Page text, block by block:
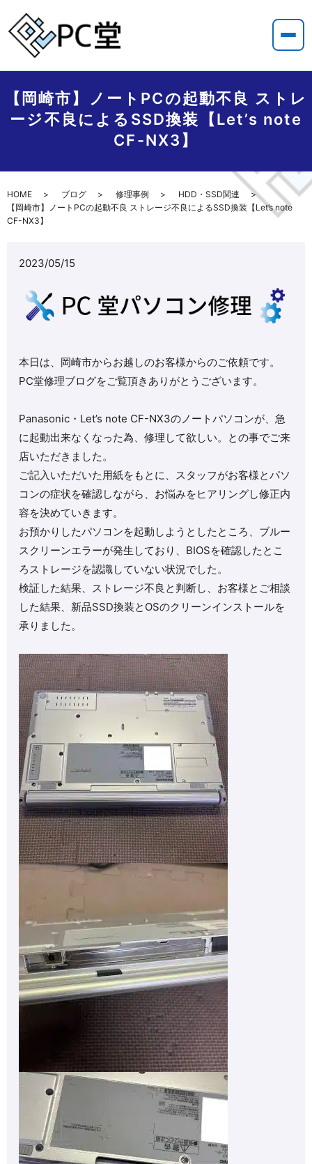
【岡崎市】ノートPCの起動不良 ストレ
ージ不良によるSSD換装【Let’s note
CF-NX3】
HOME ブログ 修理事例
HDD・SSD関連
【岡崎市】ノートPCの起動不良 ストレージ不良によるSSD換装【Let’s note
CF-NX3】
2023/05/15
本日は、岡崎市からお越しのお客様からのご依頼です。
PC堂修理ブログをご覧頂きありがとうございます。
Panasonic・Let’s note CF-NX3のノートパソコンが、急
に起動出来なくなった為、修理して欲しい。との事でご来
店いただきました。
ご記入いただいた用紙をもとに、スタッフがお客様とパソ
コンの症状を確認しながら、お悩みをヒアリングし修正内
容を決めていきます。
お預かりしたパソコンを起動しようとしたところ、ブルー
スクリーンエラーが発生しており、BIOSを確認したとこ
ろストレージを認識していない状況でした。
検証した結果、ストレージ不良と判断し、お客様とご相談
した結果、新品SSD換装とOSのクリーンインストールを
承りました。